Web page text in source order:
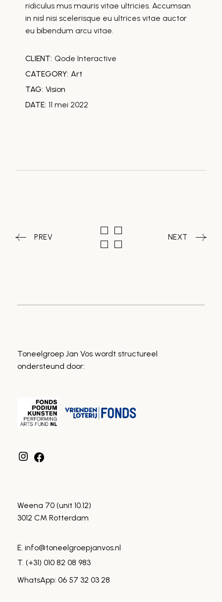
ridiculus mus mauris vitae ultricies. Accumsan
in nisl nisi scelerisque eu ultrices vitae auctor
eu bibendum arcu vitae.
CLIENT: Qode Interactive
CATEGORY: Art
TAG: Vision
DATE: 11 mei 2022
PREV NEXT
Toneelgroep Jan Vos wordt structureel
ondersteund door:
Instagram
Facebook
Weena 70 (unit 10.12)
3012 CM Rotterdam
E. info@toneelgroepjanvos.nl
T. (+31) 010 82 08 983
WhatsApp: 06 57 32 03 28